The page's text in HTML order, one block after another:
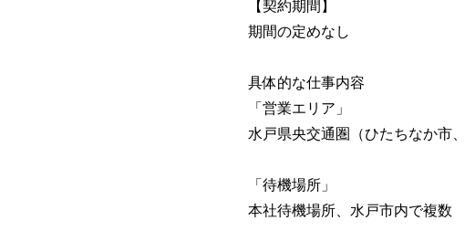
【契約期間】
期間の定めなし
具体的な仕事内容
「営業エリア」
水戸県央交通圏（ひたちなか市
「待機場所」
本社待機場所、水戸市内で複数